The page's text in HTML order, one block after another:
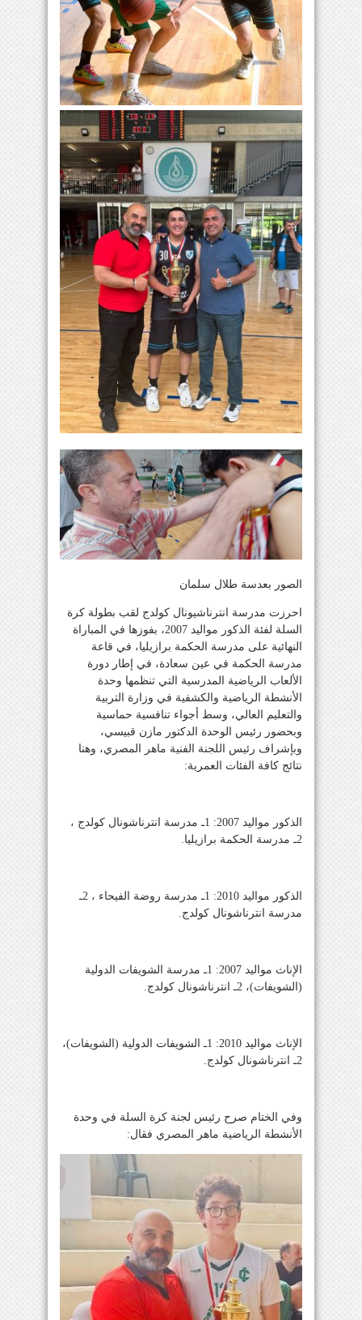
الصور بعدسة طلال سلمان
احرزت مدرسة انترناشيونال كولدج لقب بطولة كرة
السلة لفئة الذكور مواليد 2007، بفوزها في المباراة
النهائية على مدرسة الحكمة برازيليا، في قاعة
مدرسة الحكمة في عين سعادة، في إطار دورة
الألعاب الرياضية المدرسية التي تنظمها وحدة
الأنشطة الرياضية والكشفية في وزارة التربية
والتعليم العالي، وسط أجواء تنافسية حماسية
وبحضور رئيس الوحدة الدكتور مازن قبيسي،
وبإشراف رئيس اللجنة الفنية ماهر المصري، وهنا
نتائج كافة الفئات العمرية:
‎الذكور مواليد 2007: 1ـ مدرسة انترناشونال كولدج ،
2ـ مدرسة الحكمة برازيليا.
الذكور مواليد 2010: 1ـ مدرسة روضة الفيحاء ، 2ـ
مدرسة انترناشونال كولدج.
الإناث مواليد 2007: 1ـ مدرسة الشويفات الدولية
(الشويفات)، 2ـ انترناشونال كولدج.
الإناث مواليد 2010: 1ـ الشويفات الدولية (الشويفات)،
2ـ انترناشونال كولدج.
وفي الختام صرح رئيس لجنة كرة السلة في وحدة
الأنشطة الرياضية ماهر المصري فقال: